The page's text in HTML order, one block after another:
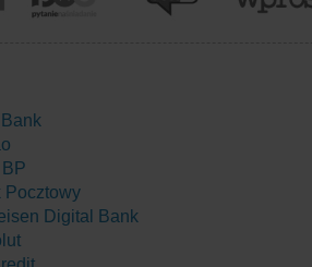
Pocztowy
Digital Bank